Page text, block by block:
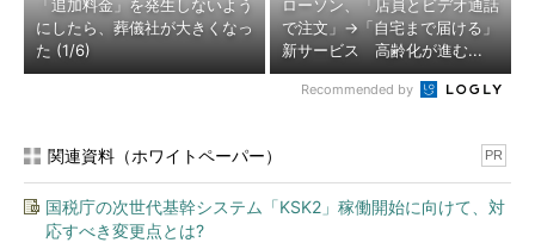
「追加料金」を発生しないよう
にしたら、葬儀社が大きくなっ
た (1/6)
ローソン、「店員とビデオ通話
で注文」→「自宅まで届ける」
新サービス 高齢化が進む...
Recommended by
関連資料（ホワイトペーパー） PR
国税庁の次世代基幹システム「KSK2」稼働開始に向けて、対
応すべき変更点とは?